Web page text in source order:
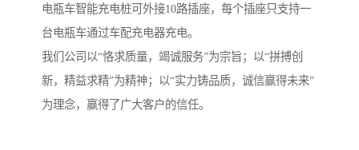
电瓶车智能充电桩可外接10路插座，每个插座只支持一
台电瓶车通过车配充电器充电。
我们公司以“恪求质量，竭诚服务”为宗旨；以“拼搏创
新，精益求精”为精神；以“实力铸品质，诚信赢得未来”
为理念，赢得了广大客户的信任。